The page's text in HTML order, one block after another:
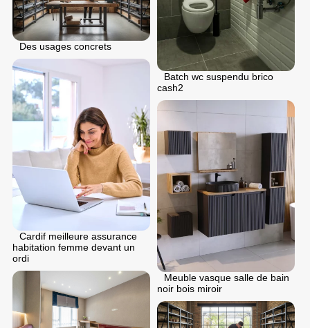
Batch wc suspendu brico
cash2
Des usages concrets
Cardif meilleure assurance
habitation femme devant un
ordi
Meuble vasque salle de bain
noir bois miroir